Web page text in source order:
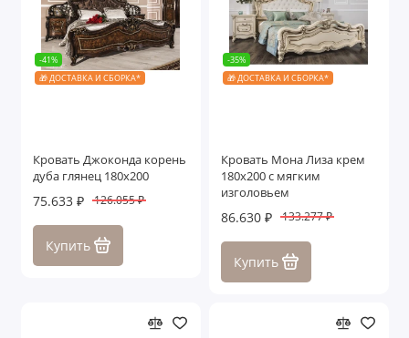
-41%
🎁 ДОСТАВКА И СБОРКА*
Кровать Джоконда корень
дуба глянец 180х200
75.633 ₽ 126.055 ₽
Купить
-35%
🎁 ДОСТАВКА И СБОРКА*
Кровать Мона Лиза крем
180х200 с мягким
изголовьем
86.630 ₽ 133.277 ₽
Купить